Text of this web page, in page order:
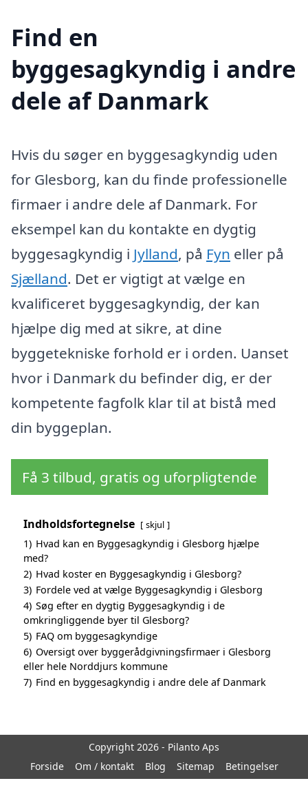
Find en
byggesagkyndig i andre
dele af Danmark
Hvis du søger en byggesagkyndig uden
for Glesborg, kan du finde professionelle
firmaer i andre dele af Danmark. For
eksempel kan du kontakte en dygtig
byggesagkyndig i Jylland, på Fyn eller på
Sjælland. Det er vigtigt at vælge en
kvalificeret byggesagkyndig, der kan
hjælpe dig med at sikre, at dine
byggetekniske forhold er i orden. Uanset
hvor i Danmark du befinder dig, er der
kompetente fagfolk klar til at bistå med
din byggeplan.
Få 3 tilbud, gratis og uforpligtende
Indholdsfortegnelse skjul
1) Hvad kan en Byggesagkyndig i Glesborg hjælpe
med?
2) Hvad koster en Byggesagkyndig i Glesborg?
3) Fordele ved at vælge Byggesagkyndig i Glesborg
4) Søg efter en dygtig Byggesagkyndig i de
omkringliggende byer til Glesborg?
5) FAQ om byggesagkyndige
6) Oversigt over byggerådgivningsfirmaer i Glesborg
eller hele Norddjurs kommune
7) Find en byggesagkyndig i andre dele af Danmark
Copyright 2026 - Pilanto Aps
Forside
Om / kontakt Blog Sitemap Betingelser